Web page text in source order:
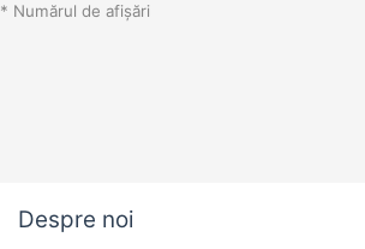
* Numărul de afișări
Despre noi